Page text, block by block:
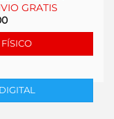
GRATIS
El
actual
es:
US$32.00.